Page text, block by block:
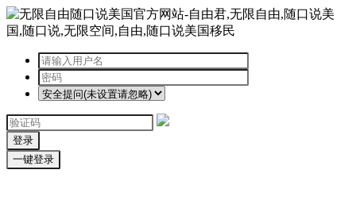
登录
一键登录